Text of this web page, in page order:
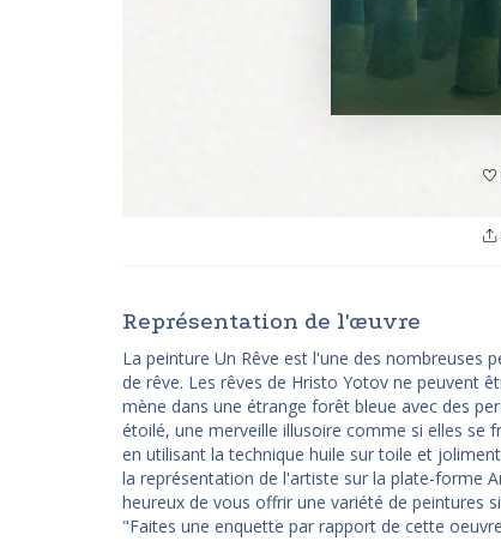
Représentation de l'œuvre
La peinture Un Rêve est l'une des nombreuses
de rêve. Les rêves de Hristo Yotov ne peuvent
mène dans une étrange forêt bleue avec des
étoilé, une merveille illusoire comme si elles se
en utilisant la technique huile sur toile et
la représentation de l'artiste sur la plate-forme
heureux de vous offrir une variété de peintures
"Faites une enquette par rapport de cette